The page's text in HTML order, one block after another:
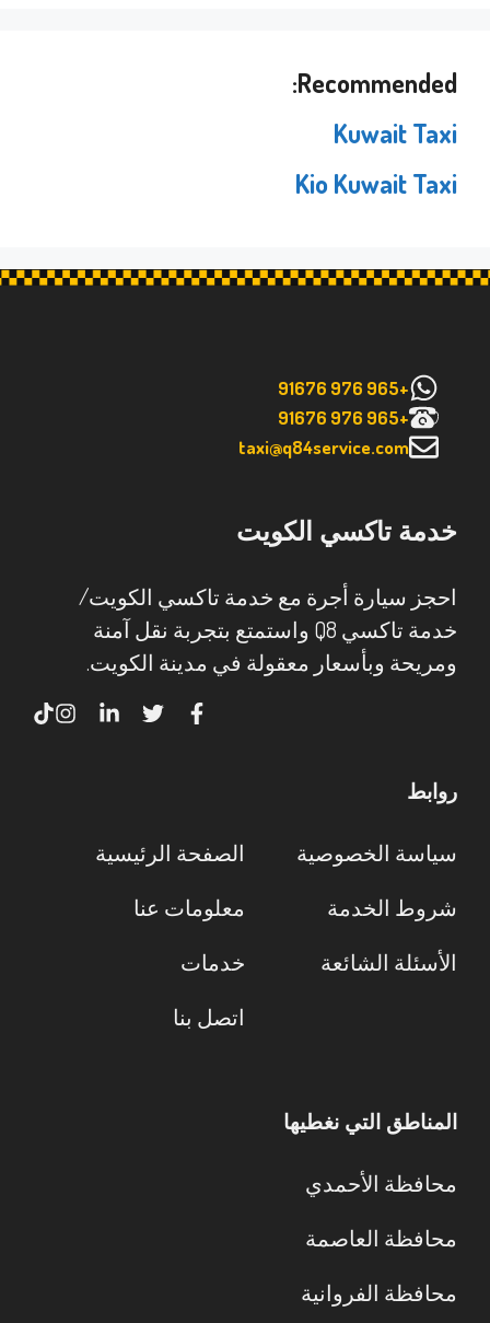
Recommended:
Kuwait Taxi
Kio Kuwait Taxi
+965 976 91676
+965 976 91676
taxi@q84service.com
خدمة تاكسي الكويت
احجز سيارة أجرة مع خدمة تاكسي الكويت/
خدمة تاكسي Q8 واستمتع بتجربة نقل آمنة
ومريحة وبأسعار معقولة في مدينة الكويت.
روابط
سياسة الخصوصية
شروط الخدمة
الأسئلة الشائعة
الصفحة الرئيسية
معلومات عنا
خدمات
اتصل بنا
المناطق التي نغطيها
محافظة الأحمدي
محافظة العاصمة
محافظة الفروانية